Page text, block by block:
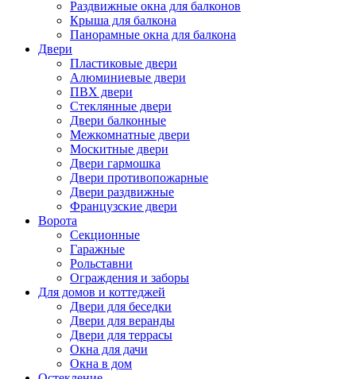
Раздвижные окна для балконов
Крыша для балкона
Панорамные окна для балкона
Двери
Пластиковые двери
Алюминиевые двери
ПВХ двери
Стеклянные двери
Двери балконные
Межкомнатные двери
Москитные двери
Двери гармошка
Двери противопожарные
Двери раздвижные
Французские двери
Ворота
Секционные
Гаражные
Рольставни
Ограждения и заборы
Для домов и коттеджей
Двери для беседки
Двери для веранды
Двери для террасы
Окна для дачи
Окна в дом